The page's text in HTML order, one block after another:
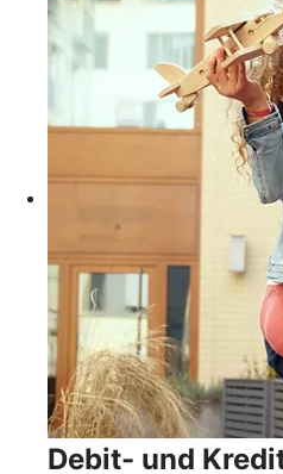
Debit- und